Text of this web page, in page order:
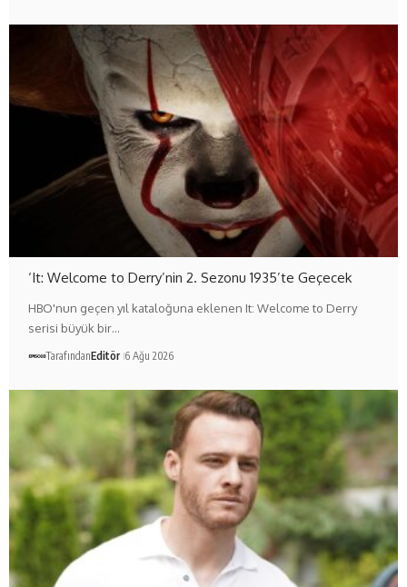
‘It: Welcome to Derry’nin 2. Sezonu 1935’te Geçecek
HBO'nun geçen yıl kataloğuna eklenen It: Welcome to Derry
serisi büyük bir…
TarafındanEditör 6 Ağu 2026